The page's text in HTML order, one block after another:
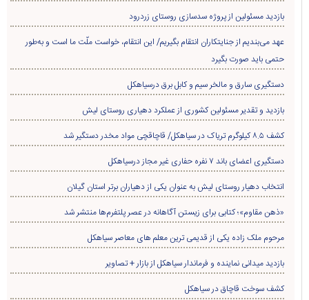
بازدید مسئولین از پروژه سدسازی روستای زردرود
عهد می‌بندیم از جنایتکاران انتقام بگیریم/ این انتقام، خواست ملّت ما است و به‌طور
حتمی باید صورت بگیرد
دستگیری سارق و مالخر سیم و کابل برق درسیاهکل
بازدید و تقدیر مسئولین کشوری از عملکرد دهیاری روستای لیش
کشف ۸.۵ کیلوگرم تریاک در سیاهکل/ قاچاقچی مواد مخدر دستگیر شد
دستگیری اعضای باند ۷ نفره حفاری غير مجاز درسیاهکل
انتخاب دهیار روستای لیش به عنوان یکی از دهیاران برتر استان گیلان
«ذهن مقاوم»؛ کتابی برای زیستن آگاهانه در عصر پلتفرم‌ها منتشر شد
مرحوم ملک زاده یکی از قدیمی ترین معلم های معاصر سیاهکل
بازدید میدانی نماینده و فرماندار سیاهکل از بازار + تصاویر
کشف سوخت قاچاق در سياهکل